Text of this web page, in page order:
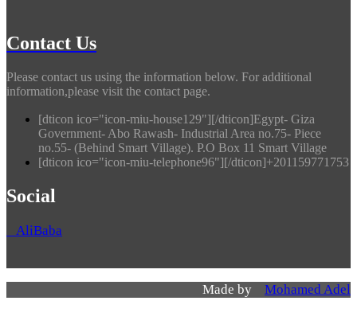
Contact Us
Please contact us using the information below. For additional
information,please visit the contact page.
[dticon ico="icon-miu-house129"][/dticon]Egypt- Giza
Government- Abo Rawash- Industrial Area no.75- Piece
no.55- (Behind Smart Village). P.O Box 11 Smart Village
[dticon ico="icon-miu-telephone96"][/dticon]+201159771753
Social
AliBaba
Made by Mohamed Adel